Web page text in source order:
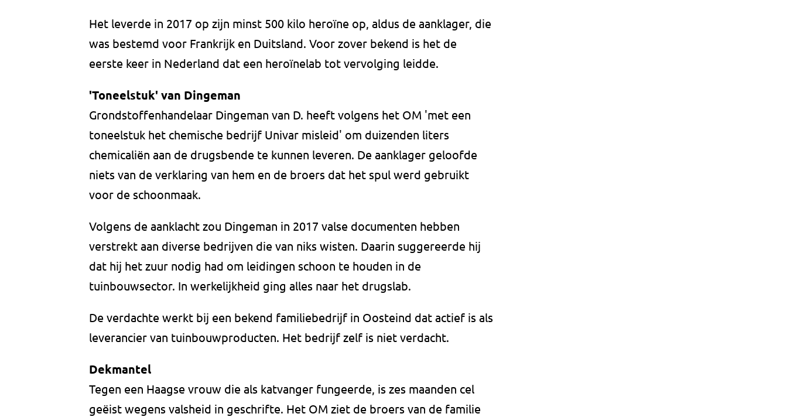
Het leverde in 2017 op zijn minst 500 kilo heroïne op, aldus de aanklager, die
was bestemd voor Frankrijk en Duitsland. Voor zover bekend is het de
eerste keer in Nederland dat een heroïnelab tot vervolging leidde.
'Toneelstuk' van Dingeman
Grondstoffenhandelaar Dingeman van D. heeft volgens het OM 'met een
toneelstuk het chemische bedrijf Univar misleid' om duizenden liters
chemicaliën aan de drugsbende te kunnen leveren. De aanklager geloofde
niets van de verklaring van hem en de broers dat het spul werd gebruikt
voor de schoonmaak.
Volgens de aanklacht zou Dingeman in 2017 valse documenten hebben
verstrekt aan diverse bedrijven die van niks wisten. Daarin suggereerde hij
dat hij het zuur nodig had om leidingen schoon te houden in de
tuinbouwsector. In werkelijkheid ging alles naar het drugslab.
De verdachte werkt bij een bekend familiebedrijf in Oosteind dat actief is als
leverancier van tuinbouwproducten. Het bedrijf zelf is niet verdacht.
Dekmantel
Tegen een Haagse vrouw die als katvanger fungeerde, is zes maanden cel
geëist wegens valsheid in geschrifte. Het OM ziet de broers van de familie